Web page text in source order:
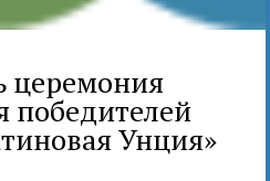
церемония
победителей
Унция»